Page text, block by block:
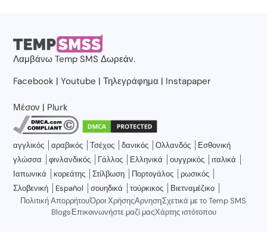
ΛαμβάνωTemp SMS Δωρεάν.
Facebook |Youtube |Τηλεγράφημα | Instapaper
Μέσον | Plurk
αγγλικός αραβικός Τσέχος δανικός Ολλανδός
Εσθονική
γλώσσα
φινλανδικός Γάλλος Ελληνικά ουγγρικός
ιταλικά
Ιαπωνικά
κορεάτης Στίλβωση Πορτογάλος
ρωσικός
Σλοβενική
Español σουηδικά τούρκικος
Βιετναμέζικο
Πολιτική ΑπορρήτουΌροι ΧρήσηςΑρνησηΣχετικά με το Temp SMS
BlogsΕπικοινωνήστε μαζί μαςΧάρτης ιστότοπου